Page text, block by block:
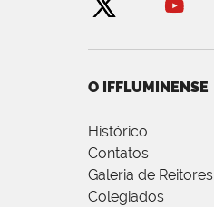
O IFFLUMINENSE
Histórico
Contatos
Galeria de Reitores
Colegiados